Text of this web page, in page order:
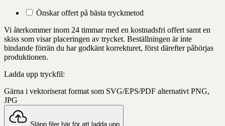
Önskar offert på bästa tryckmetod
Vi återkommer inom 24 timmar med en kostnadsfri offert samt en
skiss som visar placeringen av trycket. Beställningen är inte
bindande förrän du har godkänt korrekturet, först därefter påbörjas
produktionen.
Ladda upp tryckfil:
Gärna i vektoriserat format som SVG/EPS/PDF alternativt PNG,
JPG
Släpp filer här för att ladda upp